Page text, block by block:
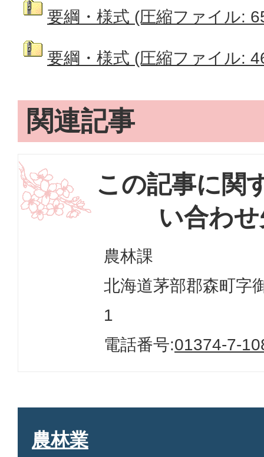
要綱・様式 (圧縮ファイル:
要綱・様式 (圧縮ファイル:
関連記事
この記事に関
い合わ
農林課
北海道茅部郡森町字
1
電話番号:01374-7-
農林業